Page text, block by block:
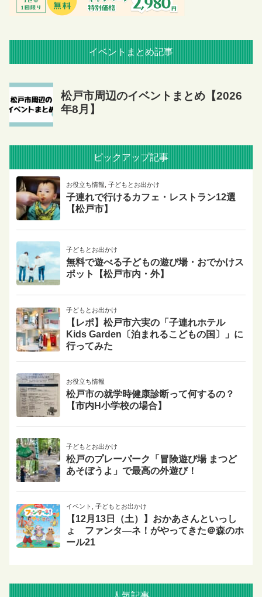
イベントまとめ記事
ピックアップ記事
お役立ち情報 子どもとお出かけ
子連れで行けるカフェ・レストラン12選
【松戸市】
子どもとお出かけ
無料で遊べる子どもの遊び場・おでかけス
ポット【松戸市内・外】
子どもとお出かけ
【レポ】松戸市六実の「子連れホテル
Kids Garden〔泊まれるこどもの国〕」に
行ってみた
お役立ち情報
松戸市の就学時健康診断って何するの？
【市内H小学校の場合】
子どもとお出かけ
松戸のプレーパーク「冒険遊び場 まつど
あそぼうよ」で最高の外遊び！
イベント 子どもとお出かけ
【12月13日（土）】おかあさんといっし
ょ ファンタ―ネ！がやってきた＠森のホ
ール21